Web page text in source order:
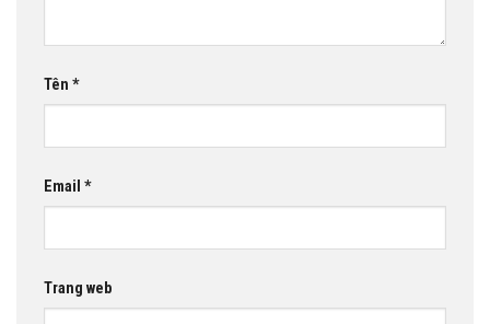
Tên *
Email *
Trang web